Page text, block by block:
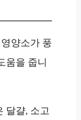
양소가 풍
움을 줍니
달걀, 소고